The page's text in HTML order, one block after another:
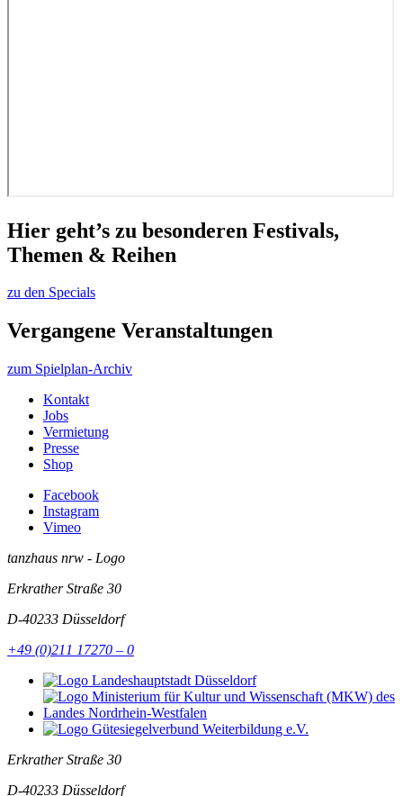
Hier geht’s zu besonderen Festivals,
Themen & Reihen
zu den Specials
Vergangene Veranstaltungen
zum Spielplan-Archiv
Kontakt
Jobs
Vermietung
Presse
Shop
Facebook
Instagram
Vimeo
tanzhaus nrw - Logo
Erkrather Straße 30
D-40233 Düsseldorf
+49 (0)211 17270 – 0
Erkrather Straße 30
D-40233 Düsseldorf